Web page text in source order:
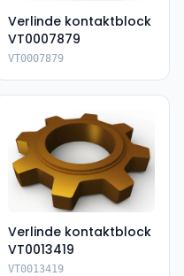
Verlinde kontaktblock
VT0007879
VT0007879
Verlinde kontaktblock
VT0013419
VT0013419